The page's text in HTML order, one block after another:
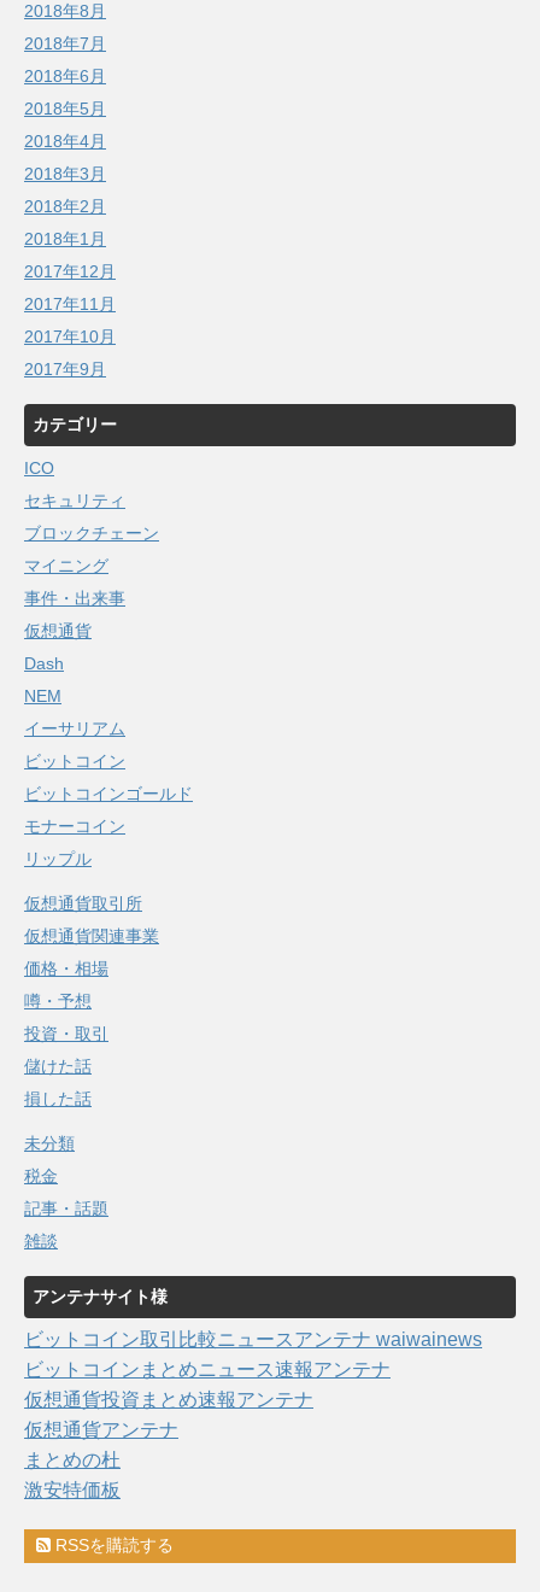
2018年8月
2018年7月
2018年6月
2018年5月
2018年4月
2018年3月
2018年2月
2018年1月
2017年12月
2017年11月
2017年10月
2017年9月
カテゴリー
ICO
セキュリティ
ブロックチェーン
マイニング
事件・出来事
仮想通貨
Dash
NEM
イーサリアム
ビットコイン
ビットコインゴールド
モナーコイン
リップル
仮想通貨取引所
仮想通貨関連事業
価格・相場
噂・予想
投資・取引
儲けた話
損した話
未分類
税金
記事・話題
雑談
アンテナサイト様
ビットコイン取引比較ニュースアンテナ waiwainews
ビットコインまとめニュース速報アンテナ
仮想通貨投資まとめ速報アンテナ
仮想通貨アンテナ
まとめの杜
激安特価板
RSSを購読する